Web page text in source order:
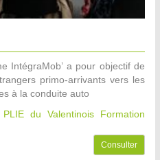
IntégraMob’ a pour objectif de
primo-arrivants vers les
à la conduite auto
du Valentinois
Formation
Consulter